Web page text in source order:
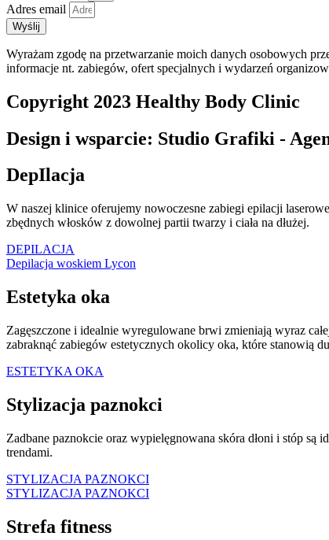
Adres email
Wyślij
Wyrażam zgodę na przetwarzanie moich danych osobowych
informacje nt. zabiegów, ofert specjalnych i wydarzeń
Copyright 2023 Healthy Body Clinic
Design i wsparcie: Studio Grafiki -
DepIlacja
W naszej klinice oferujemy nowoczesne zabiegi epilacji
zbędnych włosków z dowolnej partii twarzy i ciała na dłużej.
DEPILACJA
Depilacja woskiem Lycon
Estetyka oka
Zagęszczone i idealnie wyregulowane brwi zmieniają wyraz
zabraknąć zabiegów estetycznych okolicy oka, które stanowią
ESTETYKA OKA
Stylizacja paznokci
Zadbane paznokcie oraz wypielęgnowana skóra dłoni i stóp są
trendami.
STYLIZACJA PAZNOKCI
STYLIZACJA PAZNOKCI
Strefa fitness